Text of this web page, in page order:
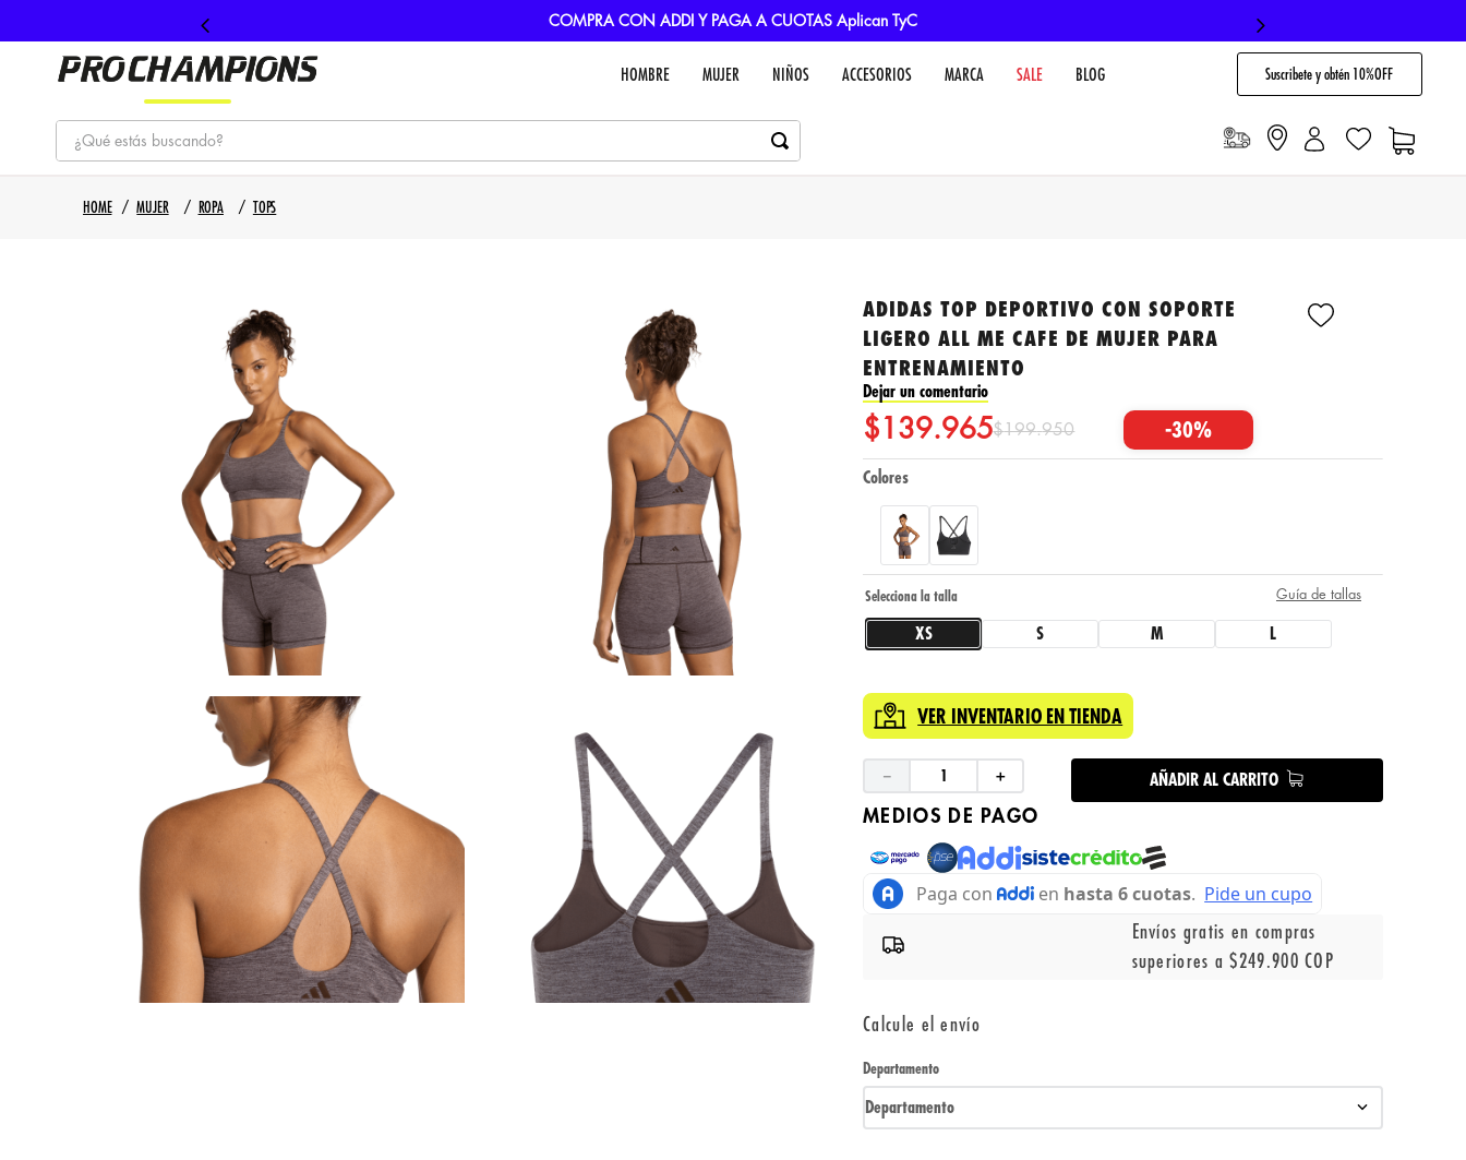
COMPRA CON ADDI Y PAGA A CUOTAS Aplican TyC
HOMBRE MUJER NIÑOS ACCESORIOS MARCA SALE BLOG Suscribete y obtén 10%OFF
¿Qué estás buscando?
1. tenis
MUJER ROPA TOPS
ADIDAS TOP DEPORTIVO CON SOPORTE
LIGERO ALL ME CAFE DE MUJER PARA
ENTRENAMIENTO
Dejar un comentario
$ 139.965$199.950 -30%
Colores
XS S M L
Guía de tallas
VER INVENTARIO EN TIENDA
＋
－ AÑADIR AL CARRITO
MEDIOS DE PAGO
Envíos gratis en compras
superiores a $249.900 COP
Calcule el envío
Departamento
Departamento